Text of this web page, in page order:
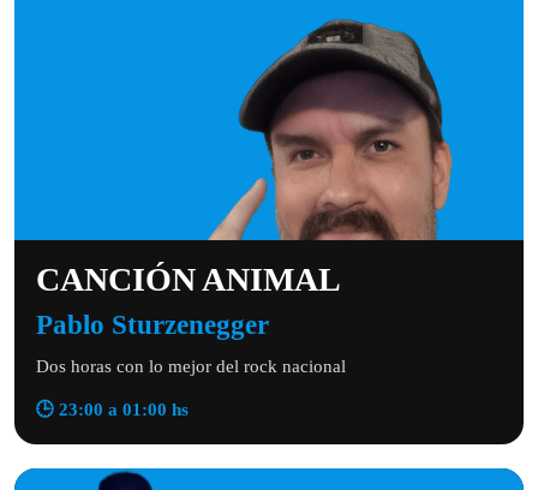
CANCIÓN ANIMAL
Pablo Sturzenegger
Dos horas con lo mejor del rock nacional
🕒 23:00 a 01:00 hs